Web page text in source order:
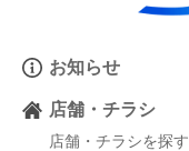
お知らせ
店舗・チラシ
店舗・チラシを探す